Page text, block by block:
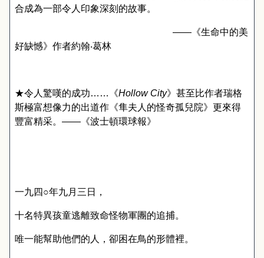
合成為一部令人印象深刻的故事。
—— 《生命中的美
好缺憾》 作者約翰‧葛林
★令人驚嘆的成功……《Hollow City》甚至比作者瑞格
斯極富想像力的出道作《隼夫人的怪奇孤兒院》更來得
豐富精采。——《波士頓環球報》
一九四○年九月三日 ，
十名特異孩童逃離致命怪物軍團的追捕。
唯一能幫助他們的人，卻困在鳥的形體裡。